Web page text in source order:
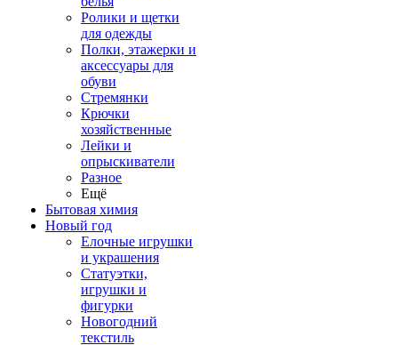
Ролики и щетки
для одежды
Полки, этажерки и
аксессуары для
обуви
Стремянки
Крючки
хозяйственные
Лейки и
опрыскиватели
Разное
Ещё
Бытовая химия
Новый год
Елочные игрушки
и украшения
Статуэтки,
игрушки и
фигурки
Новогодний
текстиль